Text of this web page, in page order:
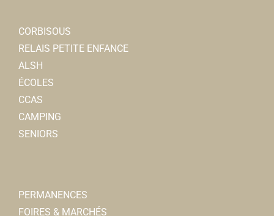
CORBISOUS
RELAIS PETITE ENFANCE
ALSH
ÉCOLES
CCAS
CAMPING
SENIORS
PERMANENCES
FOIRES & MARCHÉS